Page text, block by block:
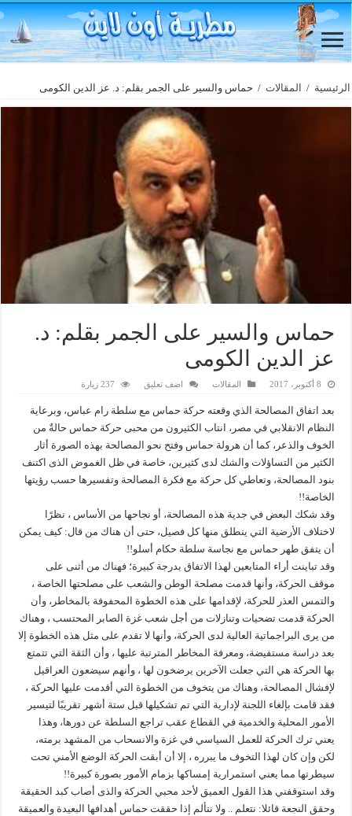
الرئيسية / المقالات / حماس والسير على الجمر بقلم: د. عز الدين الكومى
حماس والسير على الجمر بقلم: د.
عز الدين الكومى
8 أكتوبر، 2017 المقالات اضف تعليق 237 زيارة
بعد اتفاق المصالحة الذي وقعته حركة حماس مع سلطة رام عباس، وبرعاية
النظام الانقلابي في مصر، انتاب الكثيرون من محبى حركة حماس حالةٌ من
الخوف والذعر، كما أن هرولة حماس وفتح نحو المصالحة بهذه الصورة أثار
الكثير من التساؤلات والشك لدى كثيرين، خاصة في ظل الغموض الذى اكتنف
بنود المصالحة، وتعاطي كل حركة مع فكرة المصالحة وتفسيرها حسب رؤيتها
الخاصة!!
وقد شكك البعض في جدية هذه المصالحة، أو نجاحها من الأساس ، نظرًا
لاختلاف الأرضية التي ينطلق منها كل فصيل، حتى أن هناك من قال: كيف يمكن
أن يتفق طهر حماس مع نجاسة سلطة حكام أسلو!!
وقد تباينت أراء المتابعين لهذا الاتفاق بدرجة كبيرة؛ فهناك من أثنى على
موقف الحركة، وأنها قدمت مصلحة الوطن والشعب على مصلحتها الخاصة ،
والتمس العذر للحركة، لإقدامها على هذه الخطوة المحفوفة بالمخاطر، وأن
الحركة قدمت تضحيات وتنازلات من أجل شعب غزة الصابر المحتسب ، وهناك
من يرى البراجماتية العالية لدى الحركة، وأنها لا تقدم على مثل هذه الخطوة إلا
بعد دراسة مستفيضة، ومعرفة المخاطر المترتبة عليها ، وأن الثقة التي تتمتع
بها الحركة هي التي جعلت الآخرين يرضخون لها ، وأنهم سيضعون العراقيل
لإفشال المصالحة، وهناك من يتخوف من الخطوة التي أقدمت عليها الحركة ،
فقد قامت بإلغاء اللجنة لإدارية التي تم تشكيلها قبل ستة أشهر تقريبًا لتيسير
الأمور المحلية والخدمية في القطاع عقب تراجع السلطة عن دورها، وهذا
يعني ترك الحركة للعمل السياسي في غزة والانسحاب من المشهد برمته،
لكن وإن كان لهذا التخوف ما يبرره ، إلا أن أبقت الحركة الوضع الأمني تحت
سيطرتها مما يعني استمرارية إمساكها بزمام الأمور بصورة كبيرة!!
وقد استوقفني هذا القول العميق لأحد محبي الحركة والذى أصاب كبد الحقيقة
وحقق النجعة قائلا: نتعلم .. ولا نتألم إذا حققت حماس أهدافها البعيدة والعميقة